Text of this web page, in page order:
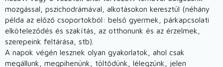
mozgással, pszichodrámával, alkotásokon keresztül (néhány
példa az előző csoportokból: belső gyermek, párkapcsolati
elköteleződés és szakítás, az otthonunk és az érzelmek,
szerepeink feltárása, stb).
A napok végén lesznek olyan gyakorlatok, ahol csak
megállunk, megpihenünk, töltődünk, lélegzünk, jelen